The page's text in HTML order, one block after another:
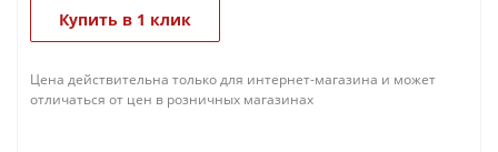
Купить в 1 клик
Цена действительна только для интернет-магазина и может
отличаться от цен в розничных магазинах